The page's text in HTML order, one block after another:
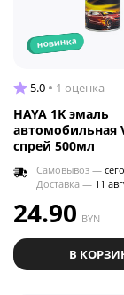
новинка
5.0 1 оценка
HAYA 1K эмаль
автомобильная
спрей 500мл
Самовывоз —
Доставка — 11
24.90 BYN
В